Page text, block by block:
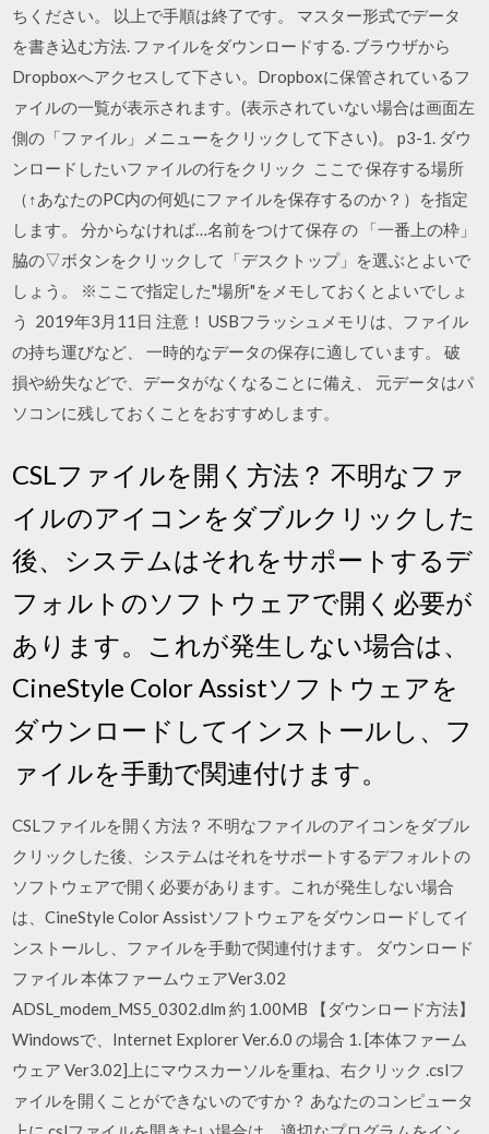
ちください。 以上で手順は終了です。 マスター形式でデータ
を書き込む方法. ファイルをダウンロードする. ブラウザから
Dropboxへアクセスして下さい。Dropboxに保管されているフ
ァイルの一覧が表示されます。(表示されていない場合は画面左
側の「ファイル」メニューをクリックして下さい)。 p3-1. ダウ
ンロードしたいファイルの行をクリック ここで 保存する場所
（↑あなたのPC内の何処にファイルを保存するのか？）を指定
します。 分からなければ…名前をつけて保存 の 「一番上の枠」
脇の▽ボタンをクリックして「デスクトップ」を選ぶとよいで
しょう。 ※ここで指定した"場所"をメモしておくとよいでしょ
う 2019年3月11日 注意！ USBフラッシュメモリは、ファイル
の持ち運びなど、 一時的なデータの保存に適しています。 破
損や紛失などで、データがなくなることに備え、 元データはパ
ソコンに残しておくことをおすすめします。
CSLファイルを開く方法？ 不明なファ
イルのアイコンをダブルクリックした
後、システムはそれをサポートするデ
フォルトのソフトウェアで開く必要が
あります。これが発生しない場合は、
CineStyle Color Assistソフトウェアを
ダウンロードしてインストールし、フ
ァイルを手動で関連付けます。
CSLファイルを開く方法？ 不明なファイルのアイコンをダブル
クリックした後、システムはそれをサポートするデフォルトの
ソフトウェアで開く必要があります。これが発生しない場合
は、CineStyle Color Assistソフトウェアをダウンロードしてイ
ンストールし、ファイルを手動で関連付けます。 ダウンロード
ファイル 本体ファームウェアVer3.02
ADSL_modem_MS5_0302.dlm 約 1.00MB 【ダウンロード方法】
Windowsで、Internet Explorer Ver.6.0 の場合 1. [本体ファーム
ウェア Ver3.02]上にマウスカーソルを重ね、右クリック .cslフ
ァイルを開くことができないのですか？ あなたのコンピュータ